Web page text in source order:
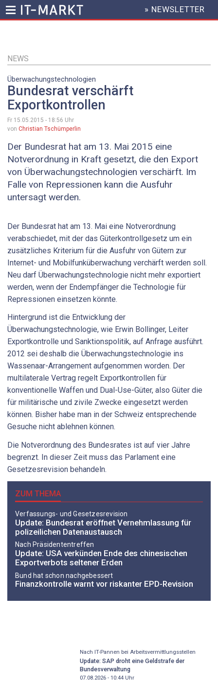
Inhalt
HEADER
MENU
» NEWSLETTER
NEWS
Überwachungstechnologien
Bundesrat verschärft
Exportkontrollen
Fr 15.05.2015 - 18:56 Uhr
von Christian Tschümperlin
Der Bundesrat hat am 13. Mai 2015 eine
Notverordnung in Kraft gesetzt, die den Export
von Überwachungstechnologien verschärft. Im
Falle von Repressionen kann die Ausfuhr
untersagt werden.
Der Bundesrat hat am 13. Mai eine Notverordnung
verabschiedet, mit der das Güterkontrollgesetz um ein
zusätzliches Kriterium für die Ausfuhr von Gütern zur
Internet- und Mobilfunküberwachung verchärft werden soll.
Neu darf Überwachungstechnologie nicht mehr exportiert
werden, wenn der Endempfänger die Technologie für
Repressionen einsetzen könnte.
Hintergrund ist die Entwicklung der
Überwachungstechnologie, wie Erwin Bollinger, Leiter
Exportkontrolle und Sanktionspolitik, auf Anfrage ausführt.
2012 sei deshalb die Überwachungstechnologie ins
Wassenaar-Arrangement aufgenommen worden. Der
multilaterale Vertrag regelt Exportkontrollen für
konventionelle Waffen und Dual-Use-Güter, also Güter die
für militärische und zivile Zwecke eingesetzt werden
können. Bisher habe man in der Schweiz entsprechende
Gesuche nicht ablehnen können.
Die Notverordnung des Bundesrates ist auf vier Jahre
begrenzt. In dieser Zeit muss das Parlament eine
Gesetzesrevision behandeln.
ZUM THEMA
Verfassungs- und Gesetzesrevision
Update: Bundesrat eröffnet Vernehmlassung für
polizeilichen Datenaustausch
Nach Präsidententreffen
Update: USA verkünden Ende des chinesischen
Exportverbots seltener Erden
Bund hat schon nachgebessert
Finanzkontrolle warnt vor riskanter EPD-Revision
Nach IT-Pannen bei Arbeitsvermittlungsstellen
Update: SAP droht eine Geldstrafe der
Bundesverwaltung
07.08.2026 - 10:44Uhr